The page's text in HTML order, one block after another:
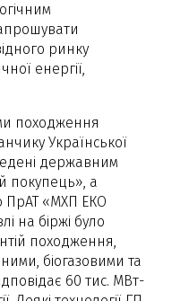
ринку
енергії,
походження
Української
державним
покупець», а
ПрАТ «МХП ЕКО
на біржі було
походження,
біогазовими та
60 тис. МВт-